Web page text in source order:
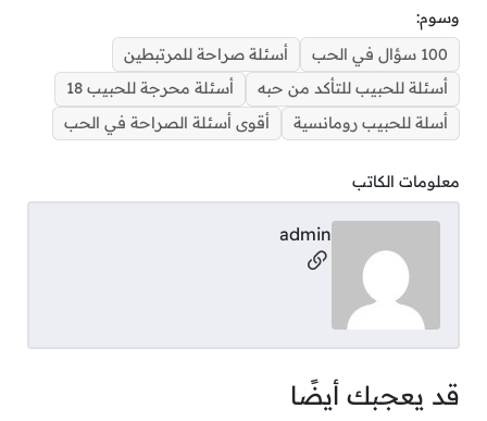
وسوم:
100 سؤال في الحب
أسئلة صراحة للمرتبطين
أسئلة للحبيب للتأكد من حبه
أسئلة محرجة للحبيب 18
أسلة للحبيب رومانسية
أقوى أسئلة الصراحة في الحب
معلومات الكاتب
admin
مواقع التواصل
قد يعجبك أيضًا